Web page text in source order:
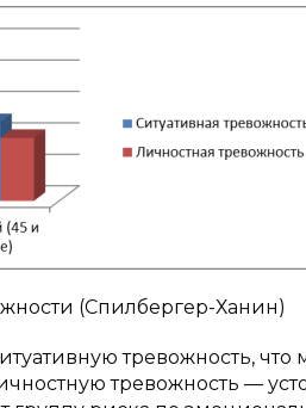
(Спилбергер-Ханин)
тревожность,
тревожность —